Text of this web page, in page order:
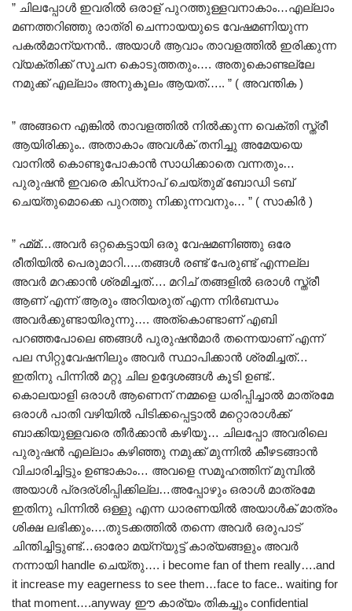
” ചിലപ്പോൾ ഇവരിൽ ഒരാള് പുറത്തുള്ളവനാകാം…എല്ലാം
മണത്തറിഞ്ഞു രാത്രി ചെന്നായയുടെ വേഷമണിയുന്ന
പകൽമാന്യനൻ.. അയാൾ ആവാം താവളത്തിൽ ഇരിക്കുന്ന
വ്യക്തിക്ക് സൂചന കൊടുത്തതും…. അതുകൊണ്ടല്ലേ
നമുക്ക് എല്ലാം അനുകൂലം ആയത്….. ” ( അവന്തിക )
” അങ്ങനെ എങ്കിൽ താവളത്തിൽ നിൽക്കുന്ന വെക്തി സ്ത്രീ
ആയിരിക്കും.. അതാകാം അവൾക് തനിച്ചു അമേയയെ
വാനിൽ കൊണ്ടുപോകാൻ സാധിക്കാതെ വന്നതും…
പുരുഷൻ ഇവരെ കിഡ്നാപ് ചെയ്തുമ് ബോഡി ടബ്
ചെയ്തുമൊക്കെ പുറത്തു നിക്കുന്നവനും… ” ( സാകിർ )
” ഹ്മ്മ്…അവർ ഒറ്റകെട്ടായി ഒരു വേഷമണിഞ്ഞു ഒരേ
രീതിയിൽ പെരുമാറി…..തങ്ങൾ രണ്ട് പേരുണ്ട് എന്നല്ല
അവർ മറക്കാൻ ശ്രമിച്ചത്…. മറിച് തങ്ങളിൽ ഒരാൾ സ്ത്രീ
ആണ് എന്ന് ആരും അറിയരുത് എന്ന നിർബന്ധം
അവർക്കുണ്ടായിരുന്നു…. അത്കൊണ്ടാണ് എബി
പറഞ്ഞപോലെ ഞങ്ങൾ പുരുഷൻമാർ തന്നെയാണ് എന്ന്
പല സിറ്റുവേഷനിലും അവർ സ്ഥാപിക്കാൻ ശ്രമിച്ചത്…
ഇതിനു പിന്നിൽ മറ്റു ചില ഉദ്ദേശങ്ങൾ കൂടി ഉണ്ട്..
കൊലയാളി ഒരാൾ ആണെന് നമ്മളെ ധരിപ്പിച്ചാൽ മാത്രമേ
ഒരാൾ പാതി വഴിയിൽ പിടിക്കപ്പെട്ടാൽ മറ്റൊരാൾക്ക്‌
ബാക്കിയുള്ളവരെ തീർക്കാൻ കഴിയൂ… ചിലപ്പോ അവരിലെ
പുരുഷൻ എല്ലാം കഴിഞ്ഞു നമുക്ക് മുന്നിൽ കീഴടങ്ങാൻ
വിചാരിച്ചിട്ടും ഉണ്ടാകാം… അവളെ സമൂഹത്തിന് മുമ്പിൽ
അയാൾ പ്രദര്ശിപ്പിക്കില്ല…അപ്പോഴും ഒരാൾ മാത്രമേ
ഇതിനു പിന്നിൽ ഒള്ളു എന്ന ധാരണയിൽ അയാൾക് മാത്രം
ശിക്ഷ ലഭിക്കും….തുടക്കത്തിൽ തന്നെ അവർ ഒരുപാട്
ചിന്തിച്ചിട്ടുണ്ട്…ഓരോ മയ്ന്യുട്ട് കാര്യങ്ങളും അവർ
നന്നായി handle ചെയ്തു…. i become fan of them really….and
it increase my eagerness to see them…face to face.. waiting for
that moment….anyway ഈ കാര്യം തികച്ചും confidential